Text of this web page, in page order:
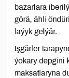
bazarlara
görä, ähli
laýyk gelýär.
Işgärler
ýokary depgini
maksatlaryna